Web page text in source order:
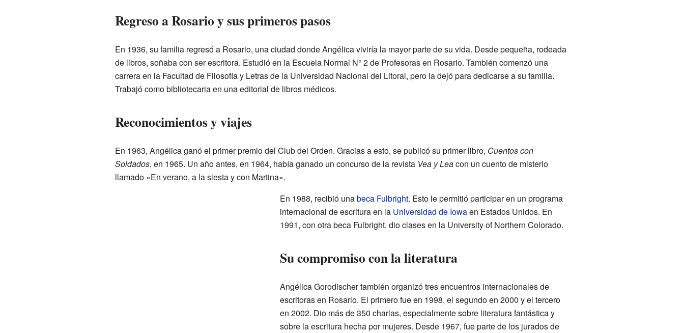
Regreso a Rosario y sus primeros pasos
En 1936, su familia regresó a Rosario, una ciudad donde Angélica viviría la mayor parte de su vida. Desde pequeña, rodeada
de libros, soñaba con ser escritora. Estudió en la Escuela Normal N° 2 de Profesoras en Rosario. También comenzó una
carrera en la Facultad de Filosofía y Letras de la Universidad Nacional del Litoral, pero la dejó para dedicarse a su familia.
Trabajó como bibliotecaria en una editorial de libros médicos.
Reconocimientos y viajes
En 1963, Angélica ganó el primer premio del Club del Orden. Gracias a esto, se publicó su primer libro, Cuentos con
Soldados, en 1965. Un año antes, en 1964, había ganado un concurso de la revista Vea y Leacon un cuento de misterio
llamado «En verano, a la siesta y con Martina».
En 1988, recibió unabeca Fulbright. Esto le permitió participar en un programa
internacional de escritura en la Universidad de Iowaen Estados Unidos. En
1991, con otra beca Fulbright, dio clases en la University of Northern Colorado.
Su compromiso con la literatura
Angélica Gorodischer también organizó tres encuentros internacionales de
escritoras en Rosario. El primero fue en 1998, el segundo en 2000 y el tercero
en 2002. Dio más de 350 charlas, especialmente sobre literatura fantástica y
sobre la escritura hecha por mujeres. Desde 1967, fue parte de los jurados de